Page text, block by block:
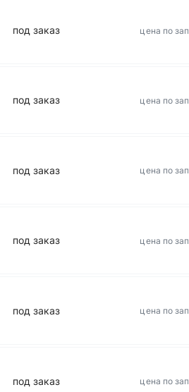
под заказ цена по
под заказ цена по
под заказ цена по
под заказ цена по
под заказ цена по
под заказ цена по